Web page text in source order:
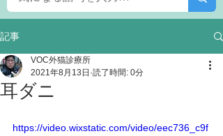
記事
耳ダニ
VOC外猫診療所
2021年8月13日 読了時間: 0分
https://video.wixstatic.com/video/eec736_c9f